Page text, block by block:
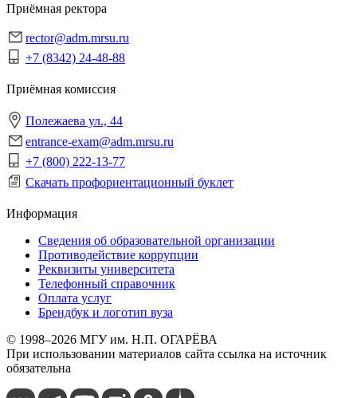
Приёмная ректора
rector@adm.mrsu.ru
+7 (8342) 24-48-88
Приёмная комиссия
Полежаева ул., 44
entrance-exam@adm.mrsu.ru
+7 (800) 222-13-77
Скачать профориентационный буклет
Информация
Сведения об образовательной организации
Противодействие коррупции
Реквизиты университета
Телефонный справочник
Оплата услуг
Брендбук и логотип вуза
© 1998–2026 МГУ им. Н.П. ОГАРЁВА
При использовании материалов сайта ссылка на источник
обязательна